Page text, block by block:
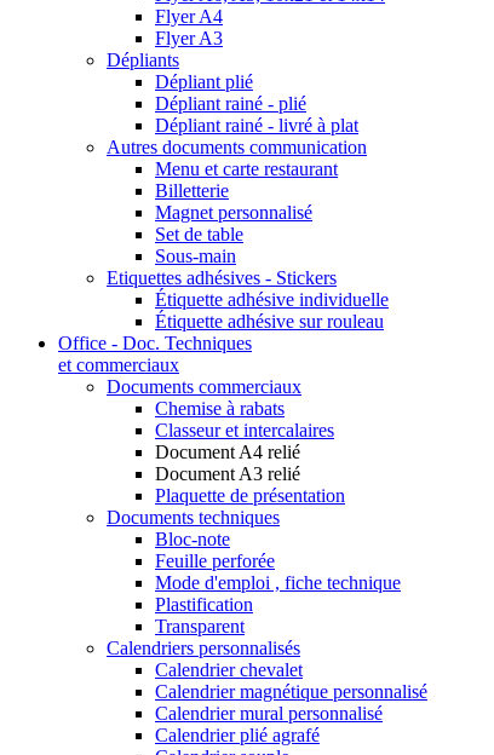
Flyer A4
Flyer A3
Dépliants
Dépliant plié
Dépliant rainé - plié
Dépliant rainé - livré à plat
Autres documents communication
Menu et carte restaurant
Billetterie
Magnet personnalisé
Set de table
Sous-main
Etiquettes adhésives - Stickers
Étiquette adhésive individuelle
Étiquette adhésive sur rouleau
Office - Doc. Techniques
et commerciaux
Documents commerciaux
Chemise à rabats
Classeur et intercalaires
Document A4 relié
Document A3 relié
Plaquette de présentation
Documents techniques
Bloc-note
Feuille perforée
Mode d'emploi , fiche technique
Plastification
Transparent
Calendriers personnalisés
Calendrier chevalet
Calendrier magnétique personnalisé
Calendrier mural personnalisé
Calendrier plié agrafé